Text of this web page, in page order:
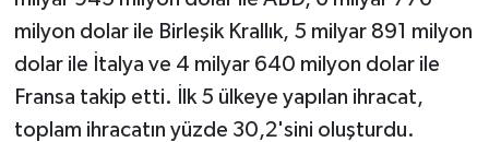
milyon dolar ile Birleşik Krallık, 5 milyar 891 milyon
dolar ile İtalya ve 4 milyar 640 milyon dolar ile
Fransa takip etti. İlk 5 ülkeye yapılan ihracat,
toplam ihracatın yüzde 30,2'sini oluşturdu.